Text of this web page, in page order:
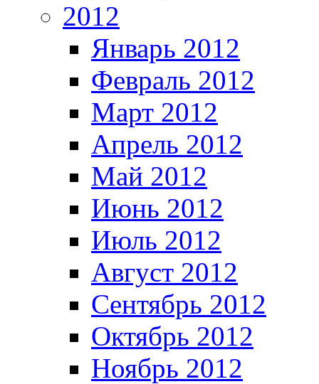
2012
Январь 2012
Февраль 2012
Март 2012
Апрель 2012
Май 2012
Июнь 2012
Июль 2012
Август 2012
Сентябрь 2012
Октябрь 2012
Ноябрь 2012